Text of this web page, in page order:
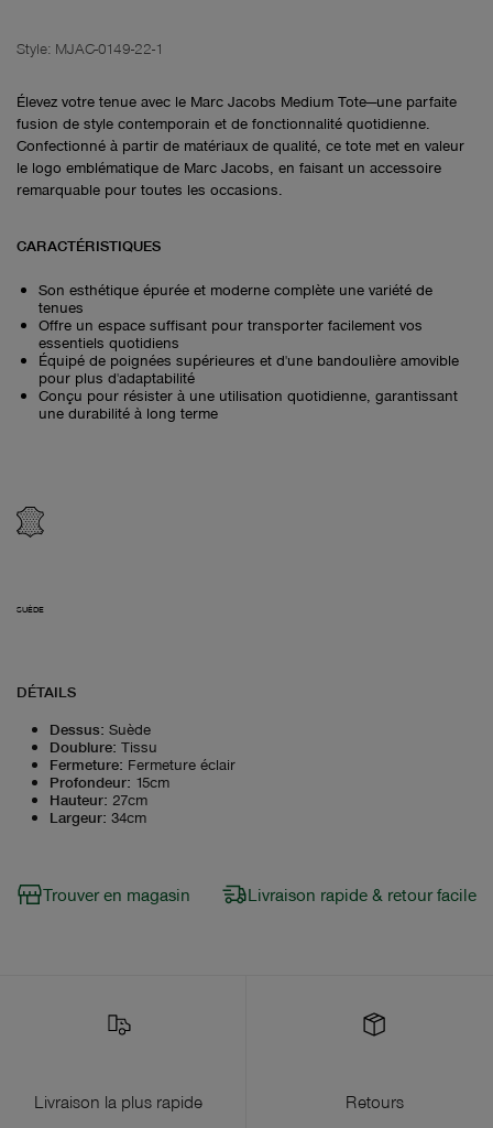
Style: MJAC-0149-22-1
Élevez votre tenue avec le Marc Jacobs Medium Tote—une parfaite
fusion de style contemporain et de fonctionnalité quotidienne.
Confectionné à partir de matériaux de qualité, ce tote met en valeur
le logo emblématique de Marc Jacobs, en faisant un accessoire
remarquable pour toutes les occasions.
CARACTÉRISTIQUES
Son esthétique épurée et moderne complète une variété de
tenues
Offre un espace suffisant pour transporter facilement vos
essentiels quotidiens
Équipé de poignées supérieures et d'une bandoulière amovible
pour plus d'adaptabilité
Conçu pour résister à une utilisation quotidienne, garantissant
une durabilité à long terme
SUÈDE
DÉTAILS
Dessus: Suède
Doublure: Tissu
Fermeture: Fermeture éclair
Profondeur: 15cm
Hauteur: 27cm
Largeur: 34cm
Trouver en magasin Livraison rapide & retour facile
Livraison la plus rapide
Retours